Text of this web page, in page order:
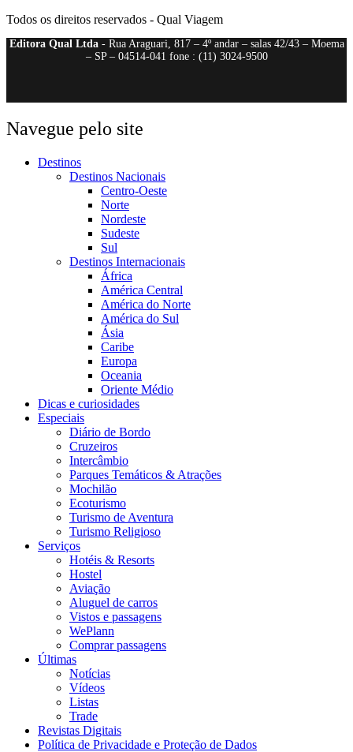
Todos os direitos reservados - Qual Viagem
Editora Qual Ltda- Rua Araguari, 817 – 4º andar – salas 42/43 – Moema
– SP – 04514-041 fone : (11) 3024-9500
Navegue pelo site
Destinos
Destinos Nacionais
Centro-Oeste
Norte
Nordeste
Sudeste
Sul
Destinos Internacionais
África
América Central
América do Norte
América do Sul
Ásia
Caribe
Europa
Oceania
Oriente Médio
Dicas e curiosidades
Especiais
Diário de Bordo
Cruzeiros
Intercâmbio
Parques Temáticos & Atrações
Mochilão
Ecoturismo
Turismo de Aventura
Turismo Religioso
Serviços
Hotéis & Resorts
Hostel
Aviação
Aluguel de carros
Vistos e passagens
WePlann
Comprar passagens
Últimas
Notícias
Vídeos
Listas
Trade
Revistas Digitais
Política de Privacidade e Proteção de Dados